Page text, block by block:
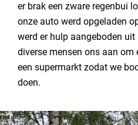
er brak een zware regenbui
onze auto werd opgeladen
werd er hulp aangeboden
diverse mensen ons aan om
een supermarkt zodat we
doen.